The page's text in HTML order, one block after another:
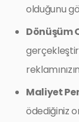
olduğunu
Dönüşüm
Maliyet
ödediğiniz